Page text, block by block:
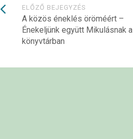
Bejegyzések
navigációja
ELŐZŐ BEJEGYZÉS
A közös éneklés öröméért –
Énekeljünk együtt Mikulásnak a
könyvtárban